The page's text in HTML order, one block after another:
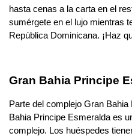
hasta cenas a la carta en el
sumérgete en el lujo mientras
República Dominicana. ¡Haz
Gran Bahia Principe
Parte del complejo Gran
Bahia Principe Esmeralda es
complejo. Los huéspedes